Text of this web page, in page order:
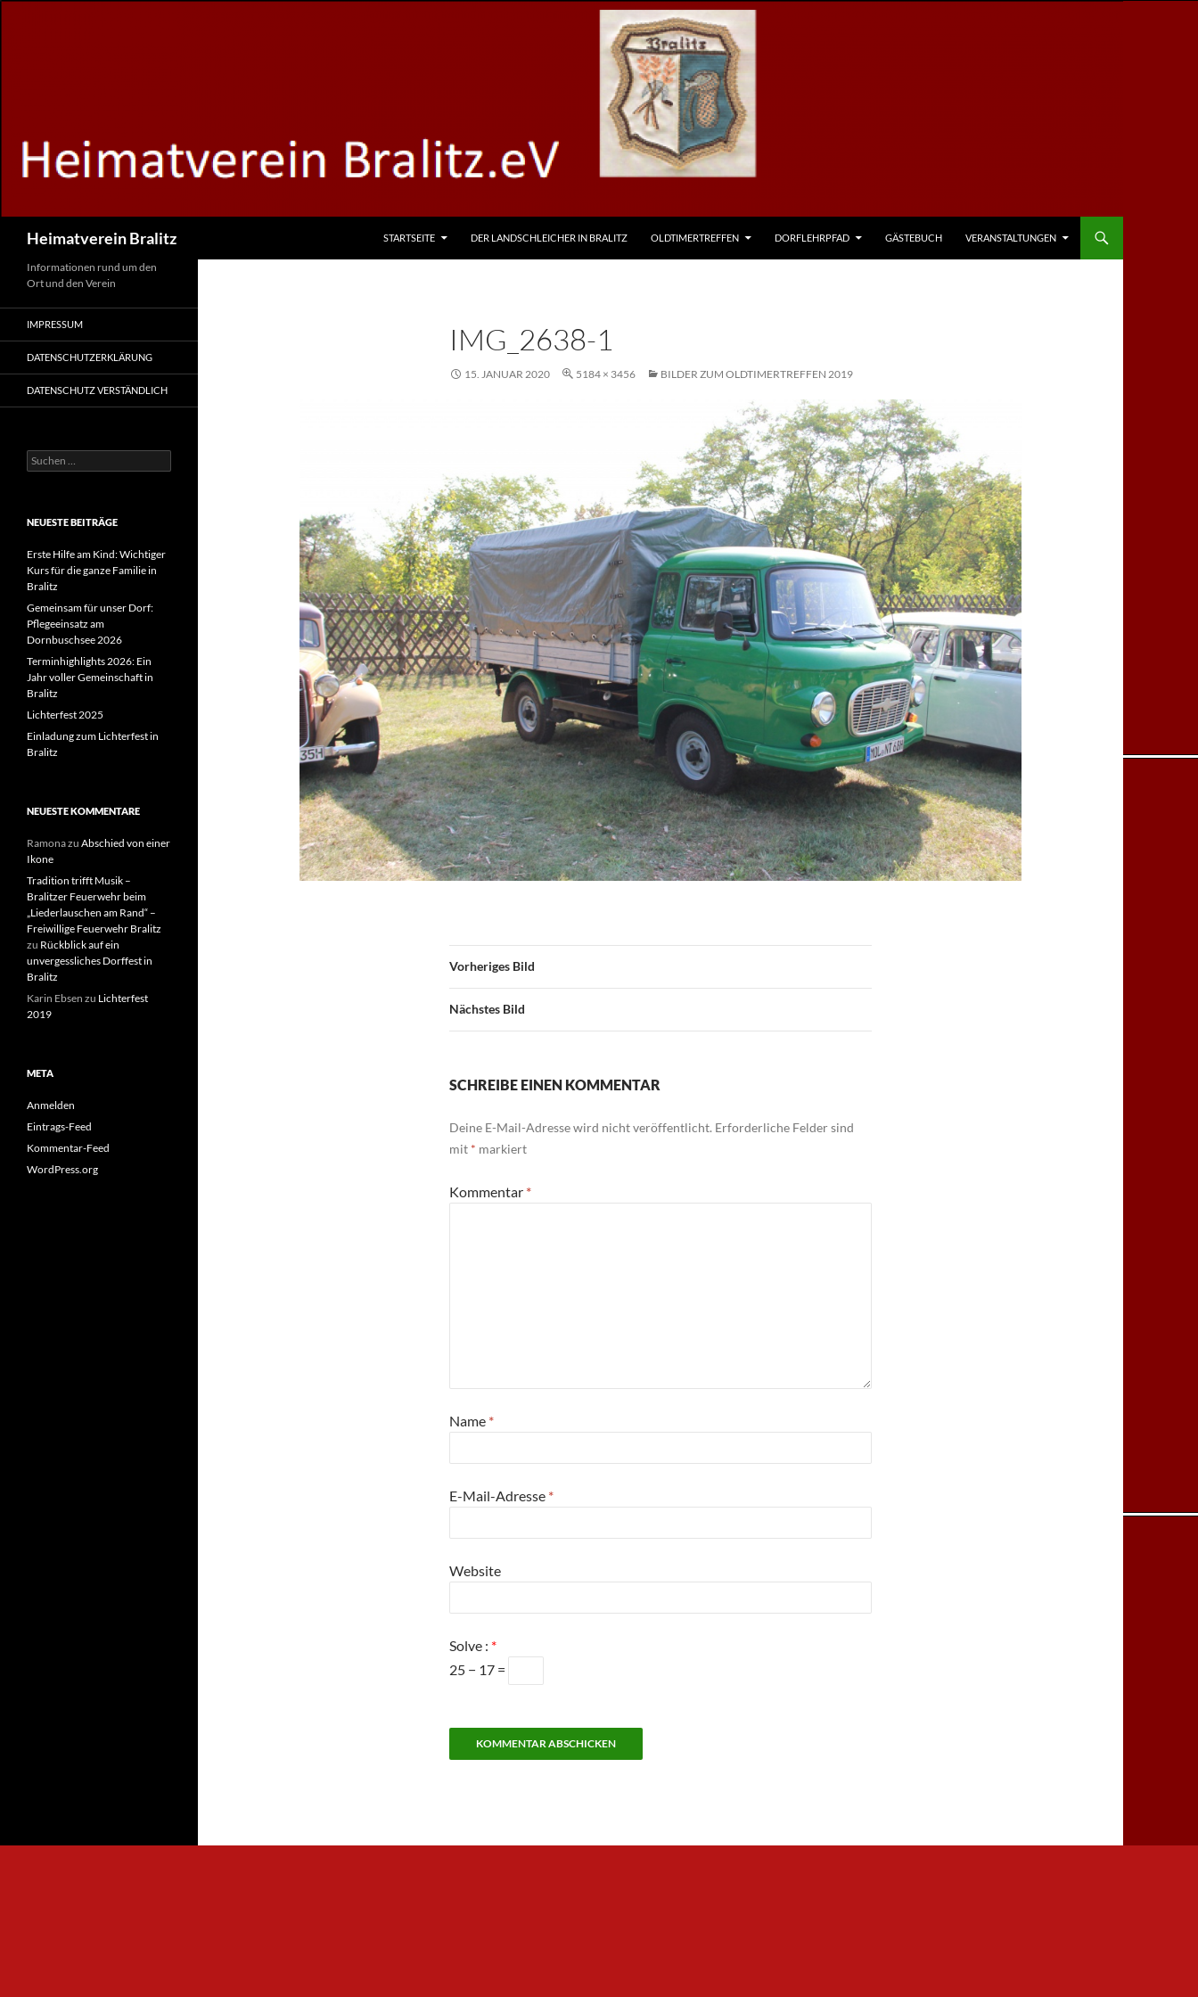
Heimatverein Bralitz STARTSEITE DER LANDSCHLEICHER IN BRALITZ OLDTIMERTREFFEN DORFLEHRPFAD GÄSTEBUCH VERANSTALTUNGEN
IMG_2638-1
15. JANUAR 2020 5184 × 3456 BILDER ZUM OLDTIMERTREFFEN 2019
Vorheriges Bild
Nächstes Bild
SCHREIBE EINEN KOMMENTAR
Deine E-Mail-Adresse wird nicht veröffentlicht. Erforderliche Felder sind
mit * markiert
Kommentar *
Name *
E-Mail-Adresse *
Website
Solve : *
25 − 17 =
Informationen rund um den
Ort und den Verein
IMPRESSUM
DATENSCHUTZERKLÄRUNG
DATENSCHUTZ VERSTÄNDLICH
Suchen
nach:
NEUESTE BEITRÄGE
Erste Hilfe am Kind: Wichtiger
Kurs für die ganze Familie in
Bralitz
Gemeinsam für unser Dorf:
Pflegeeinsatz am
Dornbuschsee 2026
Terminhighlights 2026: Ein
Jahr voller Gemeinschaft in
Bralitz
Lichterfest 2025
Einladung zum Lichterfest in
Bralitz
NEUESTE KOMMENTARE
Ramonazu Abschied von einer
Ikone
Tradition trifft Musik –
Bralitzer Feuerwehr beim
„Liederlauschen am Rand“ –
Freiwillige Feuerwehr Bralitz
zu Rückblick auf ein
unvergessliches Dorffest in
Bralitz
Karin Ebsen zu Lichterfest
2019
META
Anmelden
Eintrags-Feed
Kommentar-Feed
WordPress.org